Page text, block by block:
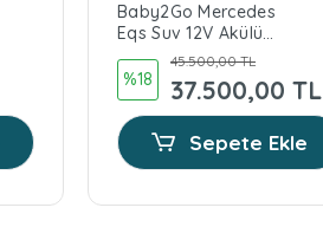
Baby2Go Mercedes
Eqs Suv 12V Akülü
Araba Beyaz
%18
45.500,00 TL
37.500,00 TL
Sepete Ekle